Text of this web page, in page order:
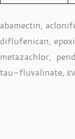
abamectin,
diflufenican,
metazachlor,
tau-fluvalinate,